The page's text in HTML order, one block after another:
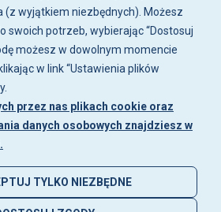
Moje konto
Artykuły i
galeria
(z wyjątkiem niezbędnych). Możesz
swoich potrzeb, wybierając “Dostosuj
możesz w dowolnym momencie
w link “Ustawienia plików
przez nas plikach cookie oraz
danych osobowych znajdziesz w
TYLKO NIEZBĘDNE